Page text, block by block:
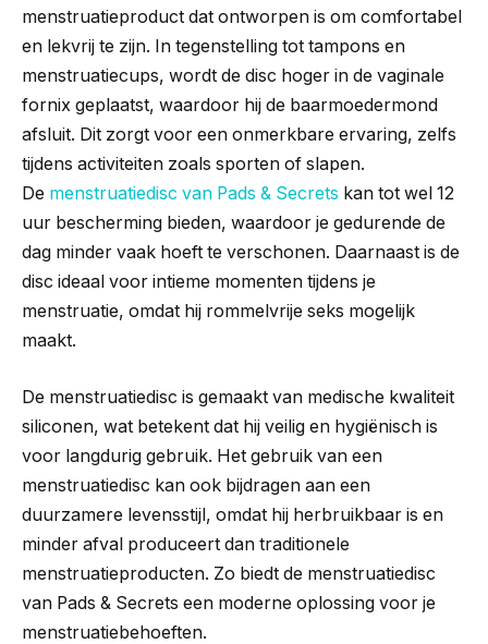
menstruatieproduct dat ontworpen is om comfortabel
en lekvrij te zijn. In tegenstelling tot tampons en
menstruatiecups, wordt de disc hoger in de vaginale
fornix geplaatst, waardoor hij de baarmoedermond
afsluit. Dit zorgt voor een onmerkbare ervaring, zelfs
tijdens activiteiten zoals sporten of slapen.
De menstruatiedisc van Pads & Secrets kan tot wel 12
uur bescherming bieden, waardoor je gedurende de
dag minder vaak hoeft te verschonen. Daarnaast is de
disc ideaal voor intieme momenten tijdens je
menstruatie, omdat hij rommelvrije seks mogelijk
maakt.
De menstruatiedisc is gemaakt van medische kwaliteit
siliconen, wat betekent dat hij veilig en hygiënisch is
voor langdurig gebruik. Het gebruik van een
menstruatiedisc kan ook bijdragen aan een
duurzamere levensstijl, omdat hij herbruikbaar is en
minder afval produceert dan traditionele
menstruatieproducten. Zo biedt de menstruatiedisc
van Pads & Secrets een moderne oplossing voor je
menstruatiebehoeften.